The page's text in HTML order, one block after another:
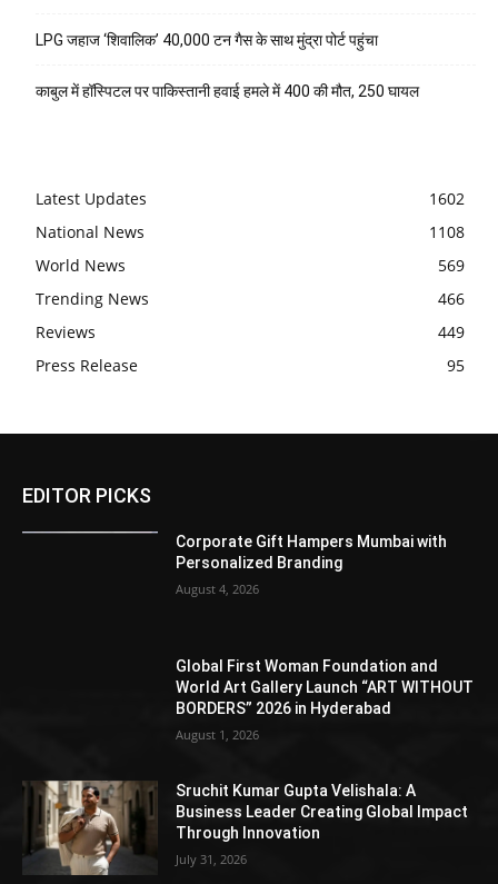
LPG जहाज ‘शिवालिक’ 40,000 टन गैस के साथ मुंद्रा पोर्ट पहुंचा
काबुल में हॉस्पिटल पर पाकिस्तानी हवाई हमले में 400 की मौत, 250 घायल
Latest Updates
1602
National News
1108
World News
569
Trending News
466
Reviews
449
Press Release
95
EDITOR PICKS
Corporate Gift Hampers Mumbai with
Personalized Branding
August 4, 2026
Global First Woman Foundation and
World Art Gallery Launch “ART WITHOUT
BORDERS” 2026 in Hyderabad
August 1, 2026
Sruchit Kumar Gupta Velishala: A
Business Leader Creating Global Impact
Through Innovation
July 31, 2026